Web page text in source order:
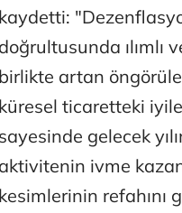
kaydetti:
doğrultusunda ılımlı
birlikte artan
küresel ticaretteki
sayesinde gelecek
aktivitenin ivme
kesimlerinin refahını